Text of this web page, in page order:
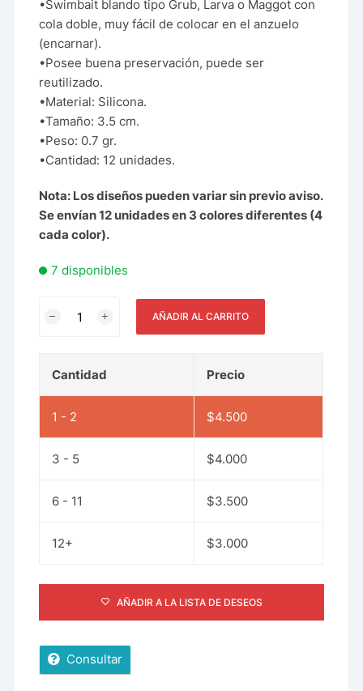
•Swimbait blando tipo Grub, Larva o Maggot con
cola doble, muy fácil de colocar en el anzuelo
(encarnar).
•Posee buena preservación, puede ser
reutilizado.
•Material: Silicona.
•Tamaño: 3.5 cm.
•Peso: 0.7 gr.
•Cantidad: 12 unidades.
Nota: Los diseños pueden variar sin previo aviso.
Se envían 12 unidades en 3 colores diferentes (4
cada color).
7 disponibles
AÑADIR AL CARRITO
Cantidad Precio
1 - 2 $4.500
3 - 5 $4.000
6 - 11 $3.500
12+ $3.000
AÑADIR A LA LISTA DE DESEOS
Consultar